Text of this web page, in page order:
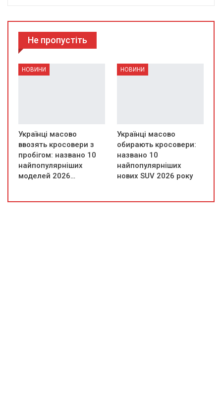
Не пропустіть
НОВИНИ
Українці масово
ввозять кросовери з
пробігом: названо 10
найпопулярніших
моделей 2026…
НОВИНИ
Українці масово
обирають кросовери:
названо 10
найпопулярніших
нових SUV 2026 року